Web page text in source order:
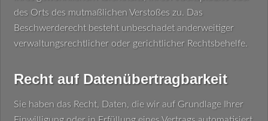
des Orts des mutmaßlichen Verstoßes zu. Das
Beschwerderecht besteht unbeschadet anderweitiger
verwaltungsrechtlicher oder gerichtlicher Rechtsbehelfe.
Recht auf Datenübertragbarkeit
Sie haben das Recht, Daten, die wir auf Grundlage Ihrer